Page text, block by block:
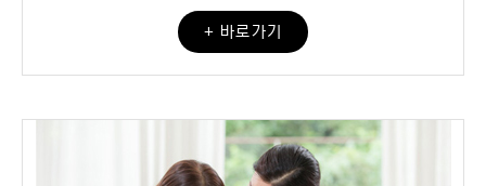
+ 바로가기